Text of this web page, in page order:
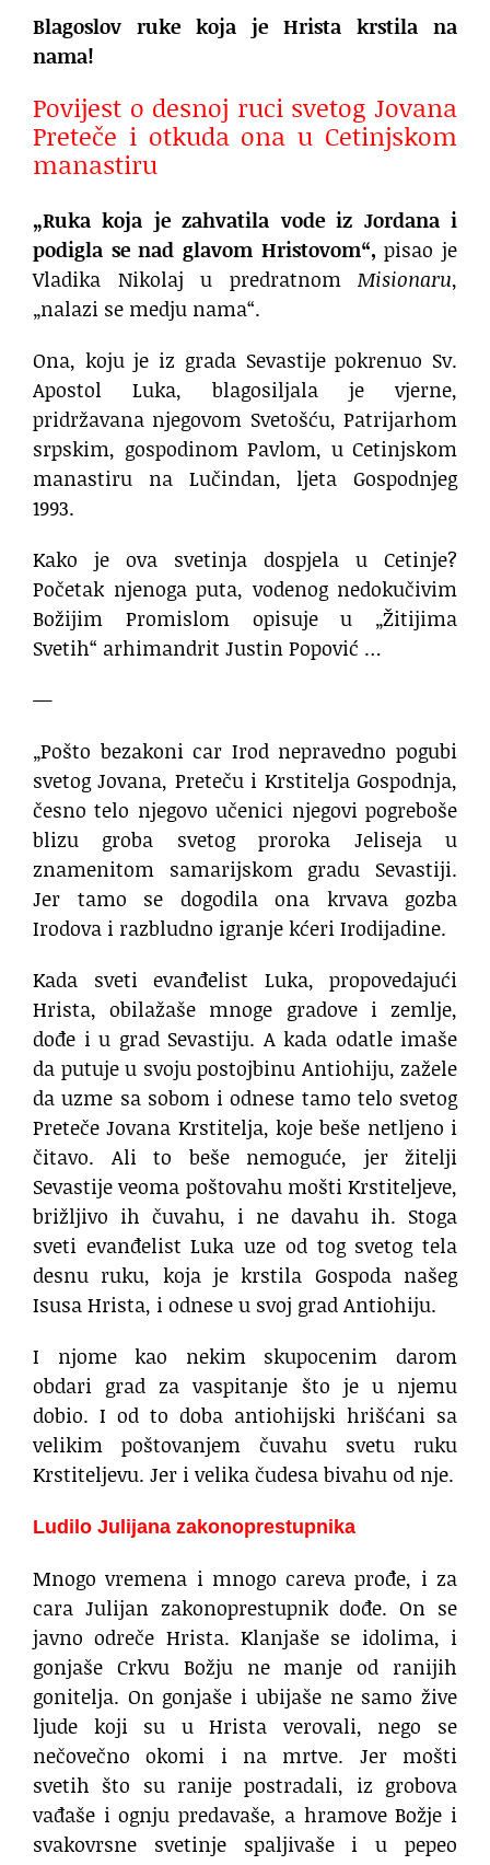
Blagoslov ruke koja je Hrista krstila na
nama!
Povijest o desnoj ruci svetog Jovana
Preteče i otkuda ona u Cetinjskom
manastiru
„Ruka koja je zahvatila vode iz Jordana i
podigla se nad glavom Hristovom“,pisao je
Vladika Nikolaj u predratnom Misionaru,
„nalazi se medju nama“.
Ona, koju je iz grada Sevastije pokrenuo Sv.
Apostol Luka, blagosiljala je vjerne,
pridržavana njegovom Svetošću, Patrijarhom
srpskim, gospodinom Pavlom, u Cetinjskom
manastiru na Lučindan, ljeta Gospodnjeg
1993.
Kako je ova svetinja dospjela u Cetinje?
Početak njenoga puta, vodenog nedokučivim
Božijim Promislom opisuje u „Žitijima
Svetih“ arhimandrit Justin Popović …
—
„Pošto bezakoni car Irod nepravedno pogubi
svetog Jovana, Preteču i Krstitelja Gospodnja,
česno telo njegovo učenici njegovi pogreboše
blizu groba svetog proroka Jeliseja u
znamenitom samarijskom gradu Sevastiji.
Jer tamo se dogodila ona krvava gozba
Irodova i razbludno igranje kćeri Irodijadine.
Kada sveti evanđelist Luka, propovedajući
Hrista, obilažaše mnoge gradove i zemlje,
dođe i u grad Sevastiju. A kada odatle imaše
da putuje u svoju postojbinu Antiohiju, zažele
da uzme sa sobom i odnese tamo telo svetog
Preteče Jovana Krstitelja, koje beše netljeno i
čitavo. Ali to beše nemoguće, jer žitelji
Sevastije veoma poštovahu mošti Krstiteljeve,
brižljivo ih čuvahu, i ne davahu ih. Stoga
sveti evanđelist Luka uze od tog svetog tela
desnu ruku, koja je krstila Gospoda našeg
Isusa Hrista, i odnese u svoj grad Antiohiju.
I njome kao nekim skupocenim darom
obdari grad za vaspitanje što je u njemu
dobio. I od to doba antiohijski hrišćani sa
velikim poštovanjem čuvahu svetu ruku
Krstiteljevu. Jer i velika čudesa bivahu od nje.
Ludilo Julijana zakonoprestupnika
Mnogo vremena i mnogo careva prođe, i za
cara Julijan zakonoprestupnik dođe. On se
javno odreče Hrista. Klanjaše se idolima, i
gonjaše Crkvu Božju ne manje od ranijih
gonitelja. On gonjaše i ubijaše ne samo žive
ljude koji su u Hrista verovali, nego se
nečovečno okomi i na mrtve. Jer mošti
svetih što su ranije postradali, iz grobova
vađaše i ognju predavaše, a hramove Božje i
svakovrsne svetinje spaljivaše i u pepeo